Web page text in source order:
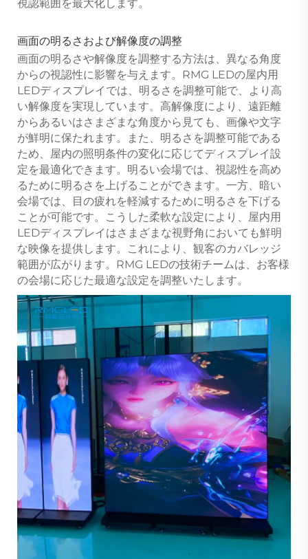
視認範囲を最大化します。
画面の明るさおよび解像度の調整
画面の明るさや解像度を調整する方法は、異なる角度
からの視認性に影響を与えます。RMG LEDの屋内用
LEDディスプレイでは、明るさを調整可能で、より高
い解像度を実現しています。高解像度により、遠距離
からあるいはさまざまな角度から見ても、画像や文字
が鮮明に保たれます。また、明るさを調整可能である
ため、屋内の照明条件の変化に応じてディスプレイ設
定を最適化できます。明るい会場では、視認性を高め
るために明るさを上げることができます。一方、暗い
会場では、目の疲れを軽減するために明るさを下げる
ことが可能です。こうした柔軟な設定により、屋内用
LEDディスプレイはさまざまな視野角においても鮮明
な映像を提供します。これにより、観客のカバレッジ
範囲が広がります。RMG LEDの技術チームは、お客様
の会場に応じた最適な設定を調整いたします。